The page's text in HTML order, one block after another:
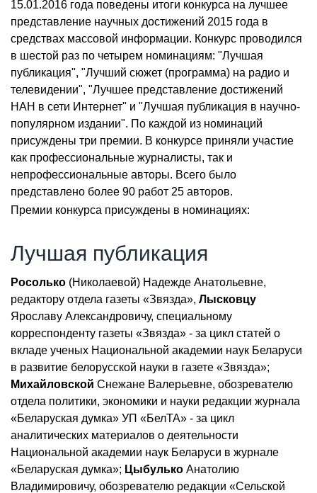
15.01.2016 года поведены итоги конкурса на лучшее
представление научных достижений 2015 года в
средствах массовой информации. Конкурс проводился
в шестой раз по четырем номинациям: "Лучшая
публикация", "Лучший сюжет (программа) на радио и
телевидении", "Лучшее представление достижений
НАН в сети Интернет" и "Лучшая публикация в научно-
популярном издании". По каждой из номинаций
присуждены три премии. В конкурсе приняли участие
как профессиональные журналисты, так и
непрофессиональные авторы. Всего было
представлено более 90 работ 25 авторов.
Премии конкурса присуждены в номинациях:
Лучшая публикация
Росолько (Николаевой) Надежде Анатольевне,
редактору отдела газеты «Звязда», Лысковцу
Ярославу Александровичу, специальному
корреспонденту газеты «Звязда» - за цикл статей о
вкладе ученых Национальной академии наук Беларуси
в развитие белорусской науки в газете «Звязда»;
Михайловской Снежане Валерьевне, обозревателю
отдела политики, экономики и науки редакции журнала
«Беларуская думка» УП «БелТА» - за цикл
аналитических материалов о деятельности
Национальной академии наук Беларуси в журнале
«Беларуская думка»; Цыбулько Анатолию
Владимировичу, обозревателю редакции «Сельской